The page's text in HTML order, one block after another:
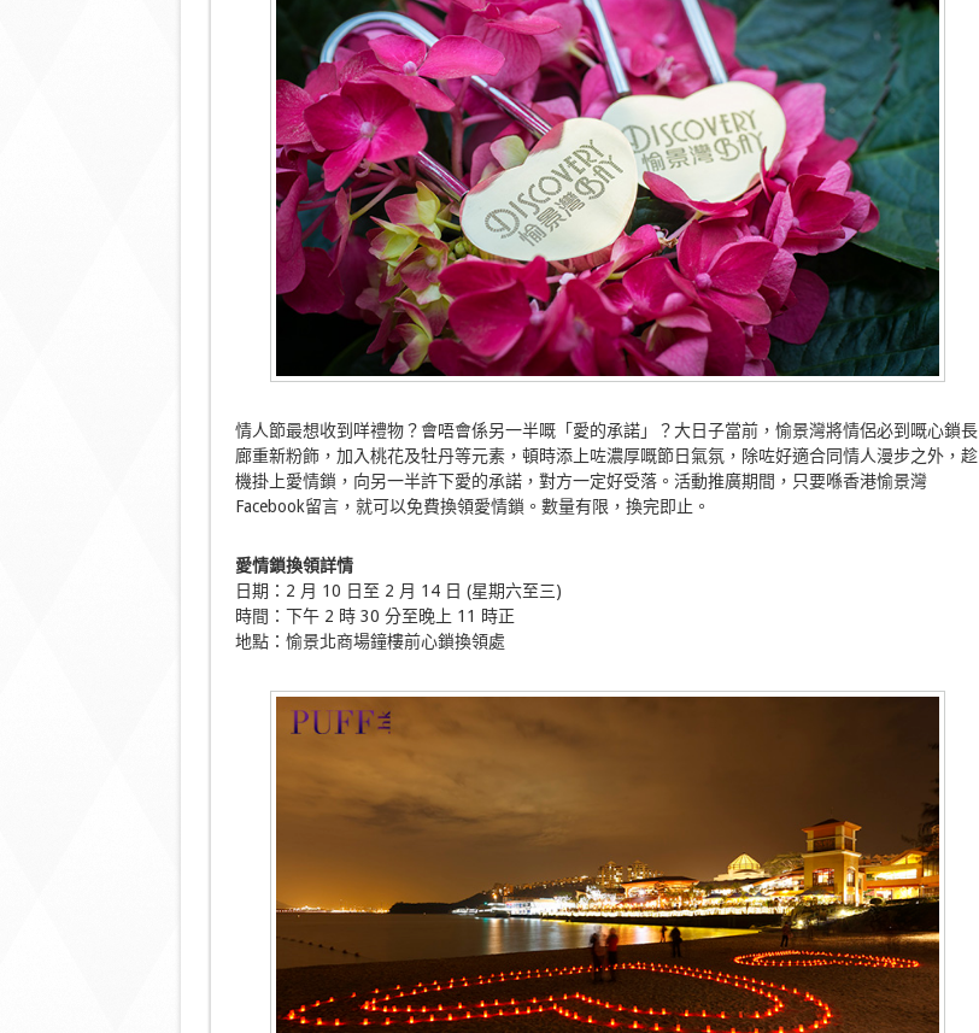
情人節最想收到咩禮物？會唔會係另一半嘅「愛的承諾」？大日子當前，愉景灣將情侶必到嘅心鎖長
廊重新粉飾，加入桃花及牡丹等元素，頓時添上咗濃厚嘅節日氣氛，除咗好適合同情人漫步之外，趁
機掛上愛情鎖，向另一半許下愛的承諾，對方一定好受落。活動推廣期間，只要喺香港愉景灣
Facebook留言，就可以免費換領愛情鎖。數量有限，換完即止。
愛情鎖換領詳情
日期：2 月 10 日至 2 月 14 日 (星期六至三)
時間：下午 2 時 30 分至晚上 11 時正
地點：愉景北商場鐘樓前心鎖換領處